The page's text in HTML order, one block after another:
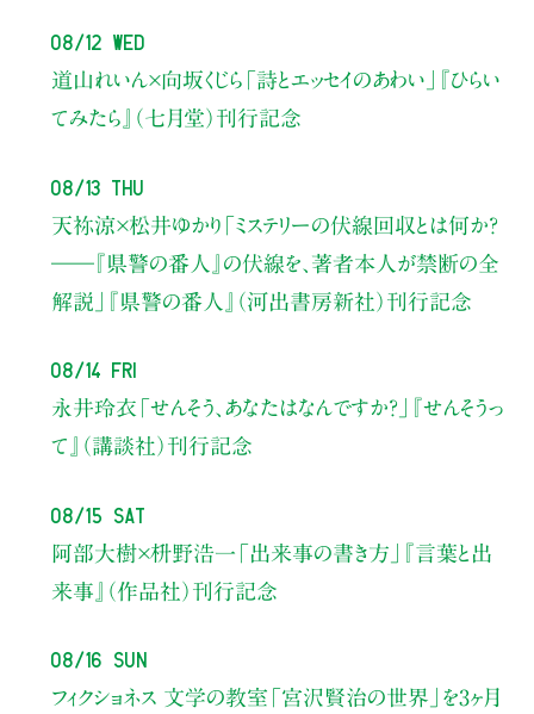
08/12 Wed
道山れいん×向坂くじら 「詩とエッセイのあわい」
『ひらい
てみたら』（七月堂）刊行記念
08/13 Thu
天祢涼×松井ゆかり 「ミステリーの伏線回収とは何か？
――『県警の番人』の伏線を、著者本人が禁断の全
解説」
『県警の番人』（河出書房新社）刊行記念
08/14 Fri
永井玲衣 「せんそう、あなたはなんですか？」
『せんそうっ
て』（講談社）刊行記念
08/15 Sat
阿部大樹×枡野浩一 「出来事の書き方」
『言葉と出
来事』（作品社）刊行記念
08/16 Sun
フィクショネス 文学の教室 「宮沢賢治の世界」を3ヶ月